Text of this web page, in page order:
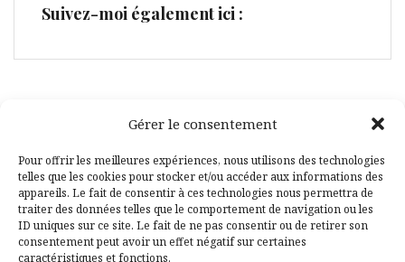
Gérer le consentement
Pour offrir les meilleures expériences, nous utilisons des technologies
telles que les cookies pour stocker et/ou accéder aux informations des
appareils. Le fait de consentir à ces technologies nous permettra de
traiter des données telles que le comportement de navigation ou les
ID uniques sur ce site. Le fait de ne pas consentir ou de retirer son
consentement peut avoir un effet négatif sur certaines
caractéristiques et fonctions.
Suivez-moi également ici :
Facebook
Pinterest